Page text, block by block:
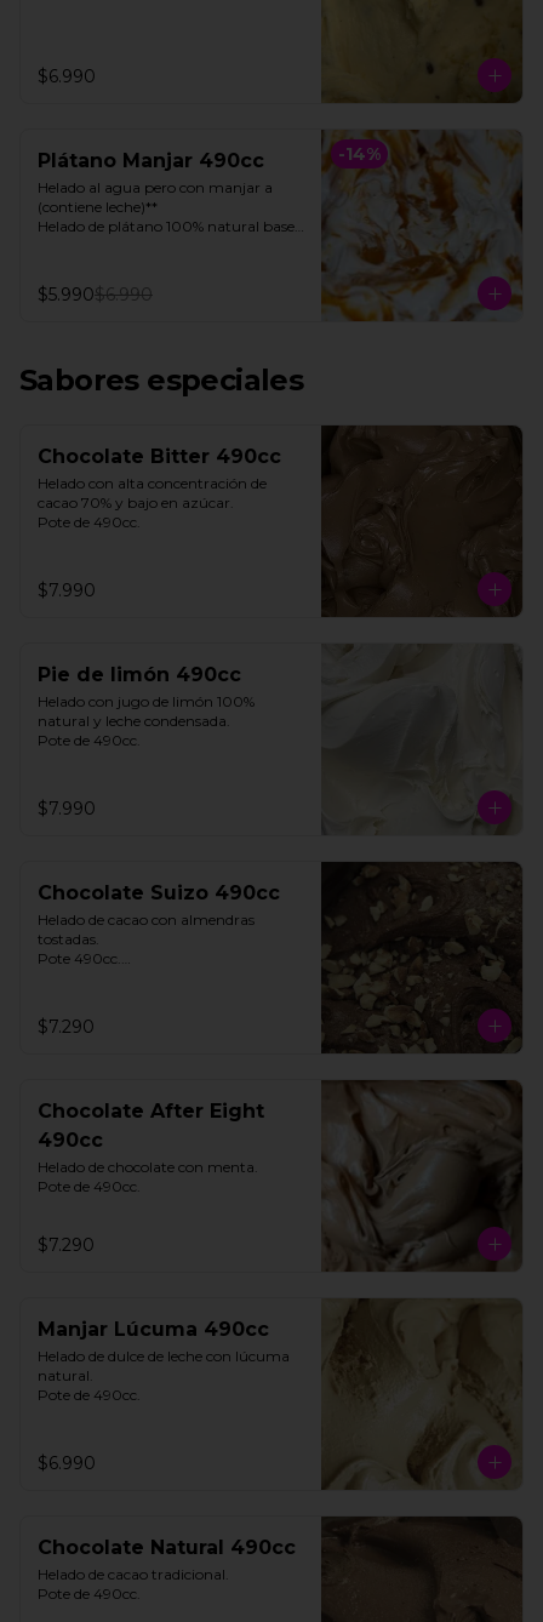
$6.990
-14%
Plátano Manjar 490cc
Helado al agua pero con manjar a
(contiene leche)**
Helado de plátano 100% natural base
**FOTO REFERENCIAL**
$5.990$6.990
Sabores especiales
Chocolate Bitter 490cc
Helado con alta concentración de
cacao 70% y bajo en azúcar.
Pote de 490cc.
$7.990
Pie de limón 490cc
Helado con jugo de limón 100%
natural y leche condensada.
Pote de 490cc.
$7.990
Chocolate Suizo 490cc
Helado de cacao con almendras
tostadas.
Pote 490cc.
**FOTO REFERENCIAL**
$7.290
Chocolate After Eight
490cc
Helado de chocolate con menta.
Pote de 490cc.
$7.290
Manjar Lúcuma 490cc
Helado de dulce de leche con lúcuma
natural.
Pote de 490cc.
$6.990
Chocolate Natural 490cc
Helado de cacao tradicional.
Pote de 490cc.